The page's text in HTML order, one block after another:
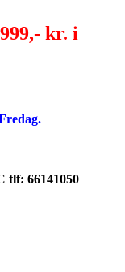
kr. i
tlf: 66141050